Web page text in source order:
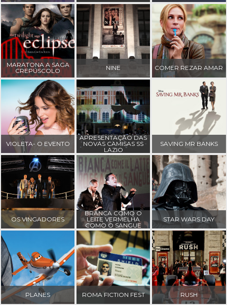
MARATONA A SAGA
CREPÚSCOLO
NINE COMER REZAR AMAR
VIOLETA- O EVENTO
APRESENTAÇÃO DAS
NOVAS CAMISAS SS
LAZIO
SAVING MR BANKS
OS VINGADORES
BRANCA COMO O
LEITE VERMELHA
COMO O SANGUE
STAR WARS DAY
PLANES ROMA FICTION FEST RUSH